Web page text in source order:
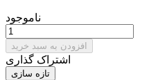
ناموجود
افزودن به سبد خرید
اشتراک گذاری